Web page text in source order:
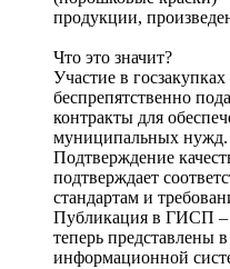
продукции,
Что это значит?
Участие в
беспрепятственно
контракты для
муниципальных нужд.
Подтверждение
подтверждает
стандартам и
Публикация в ГИСП –
теперь представлены
информационной